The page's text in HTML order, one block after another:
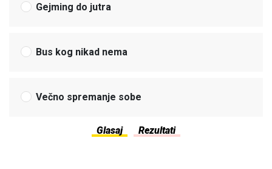
Gejming do jutra
Bus kog nikad nema
Večno spremanje sobe